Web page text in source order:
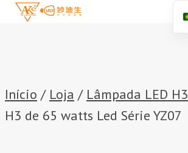
Saltar
Início / Loja / Lâmpada LED H3
H3 de 65 watts Led Série YZ07